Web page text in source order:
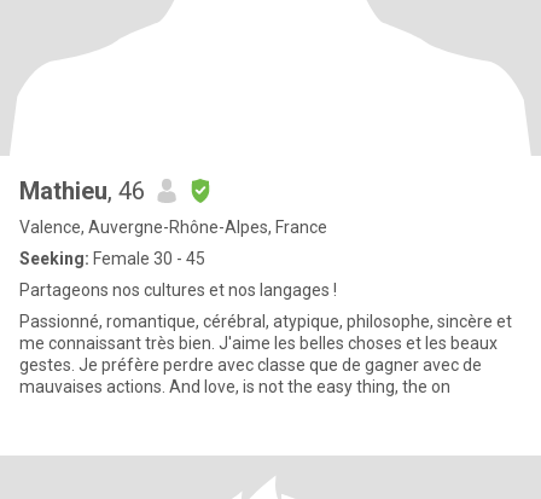
Mathieu, 46
Valence, Auvergne-Rhône-Alpes, France
Seeking: Female 30 - 45
Partageons nos cultures et nos langages !
Passionné, romantique, cérébral, atypique, philosophe, sincère et
me connaissant très bien. J'aime les belles choses et les beaux
gestes. Je préfère perdre avec classe que de gagner avec de
mauvaises actions. And love, is not the easy thing, the on